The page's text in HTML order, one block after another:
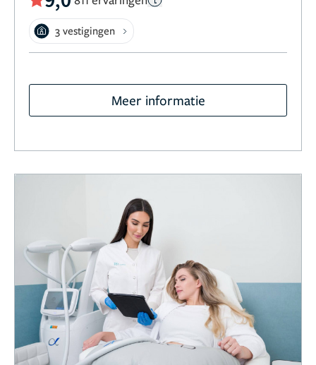
3 vestigingen
Meer informatie